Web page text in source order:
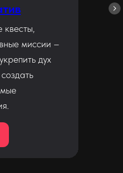
миссии –
дух